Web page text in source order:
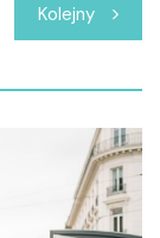
Kolejny